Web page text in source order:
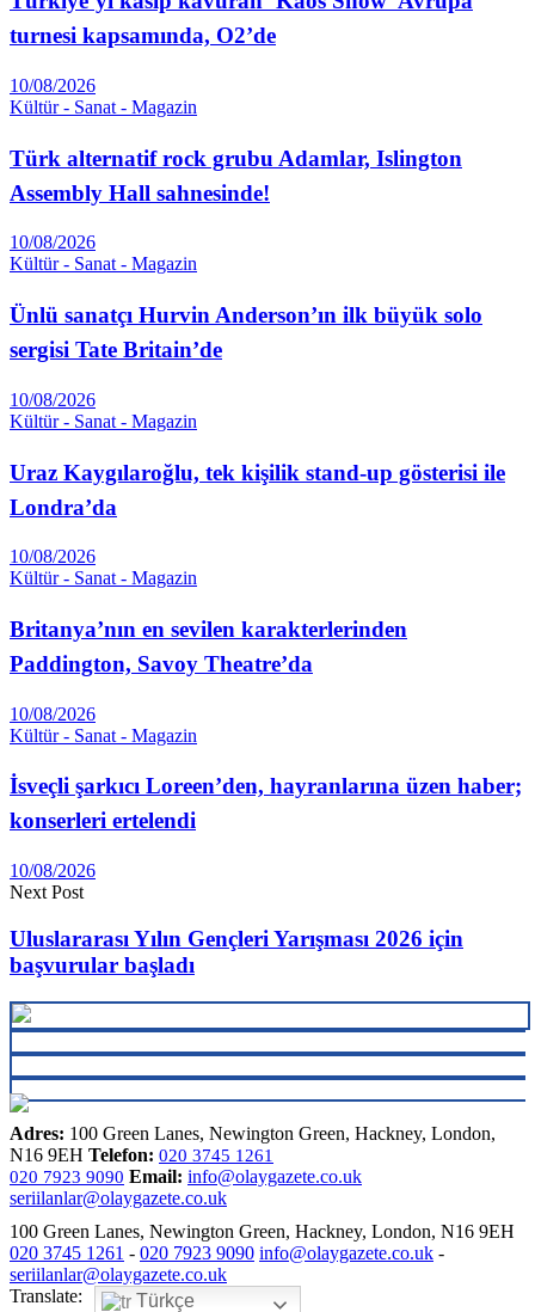
turnesi kapsamında, O2’de
10/08/2026
Kültür - Sanat - Magazin
Türk alternatif rock grubu Adamlar, Islington
Assembly Hall sahnesinde!
10/08/2026
Kültür - Sanat - Magazin
Ünlü sanatçı Hurvin Anderson’ın ilk büyük solo
sergisi Tate Britain’de
10/08/2026
Kültür - Sanat - Magazin
Uraz Kaygılaroğlu, tek kişilik stand-up gösterisi ile
Londra’da
10/08/2026
Kültür - Sanat - Magazin
Britanya’nın en sevilen karakterlerinden
Paddington, Savoy Theatre’da
10/08/2026
Kültür - Sanat - Magazin
İsveçli şarkıcı Loreen’den, hayranlarına üzen haber;
konserleri ertelendi
10/08/2026
Next Post
Uluslararası Yılın Gençleri Yarışması 2026 için
başvurular başladı
Adres: 100 Green Lanes, Newington Green, Hackney, London,
N16 9EH Telefon: 020 3745 1261
020 7923 9090 Email: info@olaygazete.co.uk
seriilanlar@olaygazete.co.uk
100 Green Lanes, Newington Green, Hackney, London, N16 9EH
020 3745 1261 - 020 7923 9090 info@olaygazete.co.uk -
seriilanlar@olaygazete.co.uk
Translate:
Türkçe